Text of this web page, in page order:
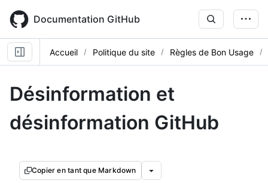
main
content
Documentation GitHub
Accueil Politique du site Règles de Bon Usage
Désinformation et
désinformation GitHub
Copier en tant que Markdown